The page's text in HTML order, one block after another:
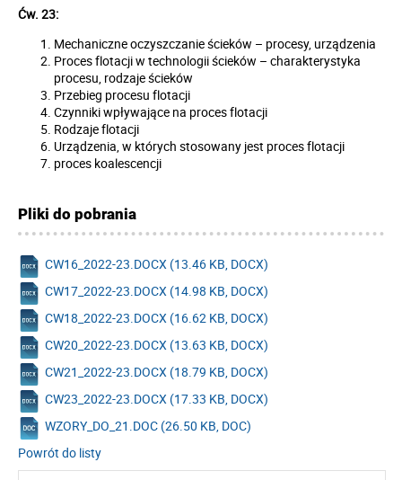
Ćw. 23:
Mechaniczne oczyszczanie ścieków – procesy, urządzenia
Proces flotacji w technologii ścieków – charakterystyka
procesu, rodzaje ścieków
Przebieg procesu flotacji
Czynniki wpływające na proces flotacji
Rodzaje flotacji
Urządzenia, w których stosowany jest proces flotacji
proces koalescencji
Pliki do pobrania
CW16_2022-23.DOCX (13.46 KB, DOCX)
CW17_2022-23.DOCX (14.98 KB, DOCX)
CW18_2022-23.DOCX (16.62 KB, DOCX)
CW20_2022-23.DOCX (13.63 KB, DOCX)
CW21_2022-23.DOCX (18.79 KB, DOCX)
CW23_2022-23.DOCX (17.33 KB, DOCX)
WZORY_DO_21.DOC (26.50 KB, DOC)
Powrót do listy